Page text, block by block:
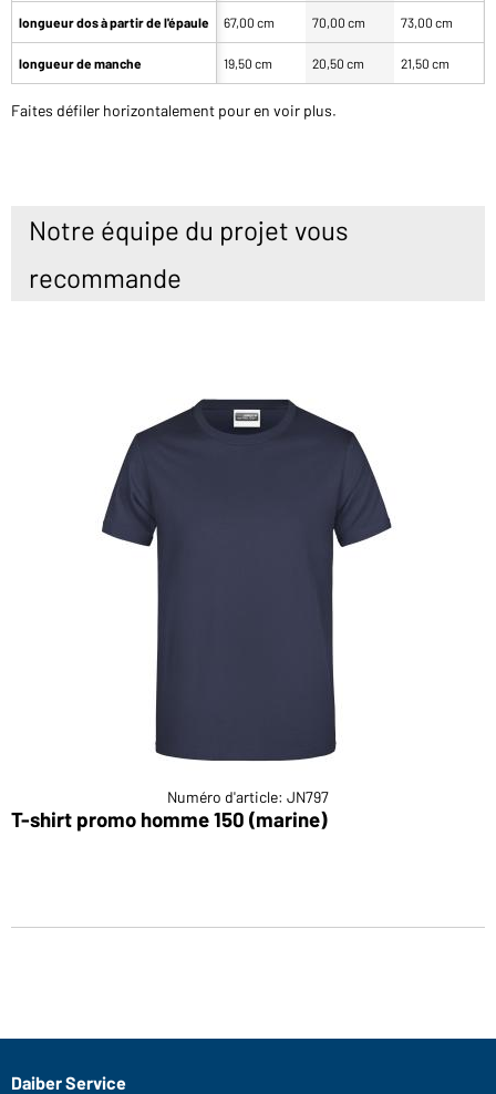
longueur dos à partir de l'épaule
longueur de manche
67,00 cm 70,00 cm 73,00 cm
19,50 cm 20,50 cm 21,50 cm
Faites défiler horizontalement pour en voir plus.
Notre équipe du projet vous
recommande
Numéro d'article: JN797
T-shirt promo homme 150 (marine)
Daiber Service